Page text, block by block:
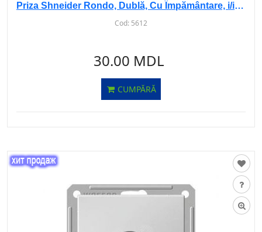
Priza Shneider Rondo, Dublă, Cu Împământare, i/i, RS16-756
Cod: 5612
30.00 MDL
CUMPĂRĂ